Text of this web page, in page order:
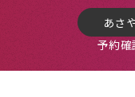
あさ
予約